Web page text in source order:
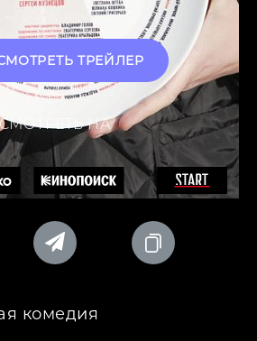
ТРЕЙЛЕР
НА
комедия